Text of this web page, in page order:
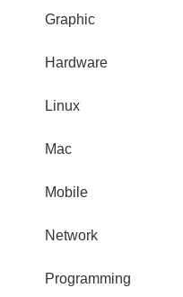
Graphic
Hardware
Linux
Mac
Mobile
Network
Programming